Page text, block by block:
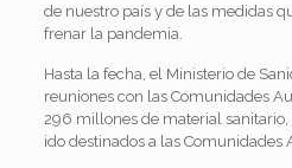
de nuestro país y de las medidas
frenar la pandemia.
Hasta la fecha, el Ministerio de
reuniones con las Comunidades
296 millones de material
ido destinados a las Comunidades